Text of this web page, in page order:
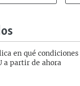
en qué
a partir de ahora